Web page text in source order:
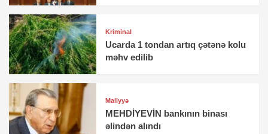
Kriminal
Ucarda 1 tondan artıq çətənə kolu
məhv edilib
Maliyyə
MEHDİYEVİN bankının binası
əlindən alındı